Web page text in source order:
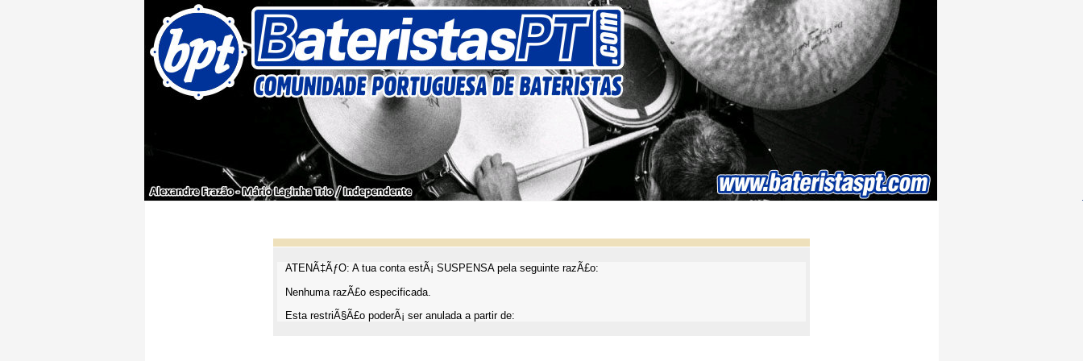
ATENÃ‡ÃƒO: A tua conta estÃ¡ SUSPENSA pela seguinte razÃ£o:
Nenhuma razÃ£o especificada.
Esta restriÃ§Ã£o poderÃ¡ ser anulada a partir de: